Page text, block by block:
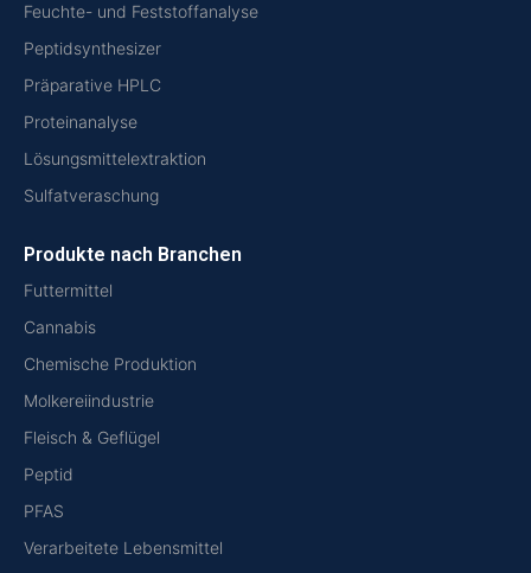
Feuchte- und Feststoffanalyse
Peptidsynthesizer
Präparative HPLC
Proteinanalyse
Lösungsmittelextraktion
Sulfatveraschung
Produkte nach Branchen
Futtermittel
Cannabis
Chemische Produktion
Molkereiindustrie
Fleisch & Geflügel
Peptid
PFAS
Verarbeitete Lebensmittel